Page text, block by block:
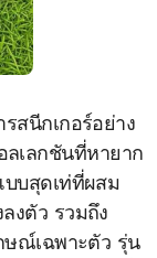
สนีกเกอร์อย่าง
ลเลกชันที่หายาก
บบสุดเท่ที่ผสม
งตัว รวมถึง
ษณ์เฉพาะตัว รุ่น